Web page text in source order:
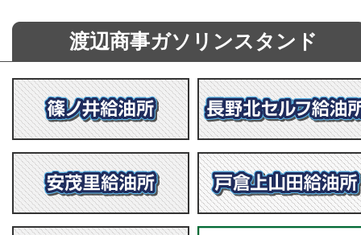
渡辺商事ガソリンスタンド